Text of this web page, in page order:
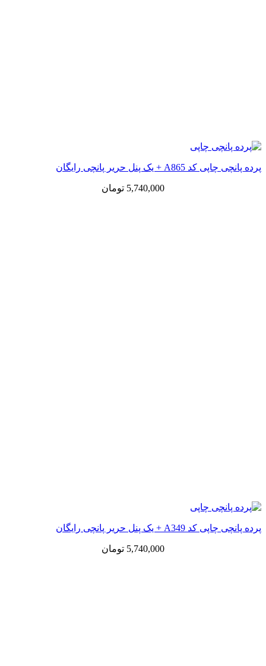
پرده پانچی چاپی کد A865 + یک پنل حریر پانچی رایگان
5,740,000 تومان
پرده پانچی چاپی کد A349 + یک پنل حریر پانچی رایگان
5,740,000 تومان